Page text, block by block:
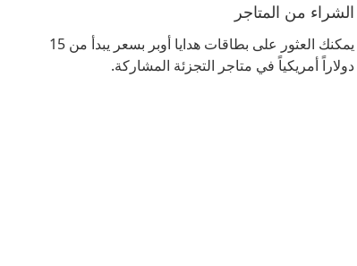
الشراء من المتاجر
يمكنك العثور على بطاقات هدايا أوبر بسعر يبدأ من 15
دولاراً أمريكياً في متاجر التجزئة المشاركة.